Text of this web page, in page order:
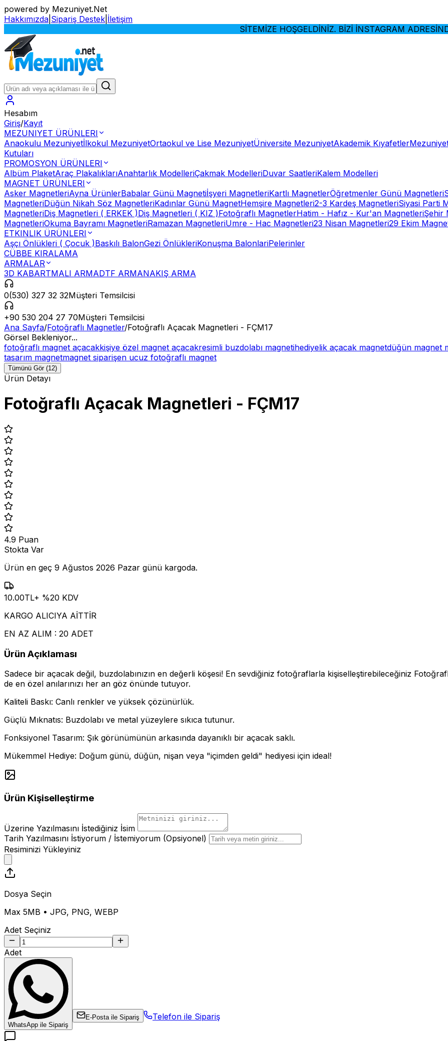
powered by Mezuniyet.Net
Hakkımızda Sipariş Destek İletişim
SİTEMİZE HOŞGELDİNİZ. BİZİ İNSTAGRAM
Hesabım
Giriş/Kayıt
MEZUNIYET ÜRÜNLERI
Anaokulu Mezuniyetİlkokul MezuniyetOrtaokul ve Lise MezuniyetÜniversite MezuniyetAkademik Kıyafetler
Kutuları
PROMOSYON ÜRÜNLERI
Albüm PlaketAraç PlakalıklarıAnahtarlık ModelleriÇakmak ModelleriDuvar SaatleriKalem Modelleri
MAGNET ÜRÜNLERI
Asker MagnetleriAyna ÜrünlerBabalar Günü Magnetiİşyeri MagnetleriKartlı MagnetlerÖğretmenler Günü Magnetleri
MagnetleriDüğün Nikah Söz MagnetleriKadınlar Günü MagnetHemşire Magnetleri2-3 Kardeş MagnetleriSiyasi Parti
MagnetleriDiş Magnetleri ( ERKEK )Diş Magnetleri ( KIZ )Fotoğraflı MagnetlerHatim - Hafız - Kur'an MagnetleriŞehir
MagnetleriOkuma Bayramı MagnetleriRamazan MagnetleriUmre - Hac Magnetleri23 Nisan Magnetleri29 Ekim
ETKINLIK ÜRÜNLERI
Aşçı Önlükleri ( Çocuk )Baskılı BalonGezi ÖnlükleriKonuşma BalonlariPelerinler
CÜBBE KIRALAMA
ARMALAR
3D KABARTMALI ARMADTF ARMANAKIŞ ARMA
0(530) 327 32 32Müşteri Temsilcisi
+90 530 204 27 70Müşteri Temsilcisi
Ana Sayfa/Fotoğraflı Magnetler/Fotoğraflı Açacak Magnetleri - FÇM17
Görsel Bekleniyor...
fotoğraflı magnet açacakkişiye özel magnet açacakresimli buzdolabı magnetihediyelik açacak magnetdüğün magnet
tasarım magnetmagnet siparişen ucuz fotoğraflı magnet
Tümünü Gör (12)
Ürün Detayı
Fotoğraflı Açacak Magnetleri - FÇM17
4.9 Puan
Stokta Var
Ürün en geç 9 Ağustos 2026 Pazar günü kargoda.
10.00TL+ %20 KDV
KARGO ALICIYA AİTTİR
EN AZ ALIM : 20 ADET
Ürün Açıklaması
Sadece bir açacak değil, buzdolabınızın en değerli köşesi! En sevdiğiniz fotoğraflarla kişiselleştirebileceğiniz
de en özel anılarınızı her an göz önünde tutuyor.
Kaliteli Baskı: Canlı renkler ve yüksek çözünürlük.
Güçlü Mıknatıs: Buzdolabı ve metal yüzeylere sıkıca tutunur.
Fonksiyonel Tasarım: Şık görünümünün arkasında dayanıklı bir açacak saklı.
Mükemmel Hediye: Doğum günü, düğün, nişan veya "içimden geldi" hediyesi için ideal!
Ürün Kişiselleştirme
Üzerine Yazılmasını İstediğiniz İsim
Tarih Yazılmasını İstiyorum / İstemiyorum (Opsiyonel)
Resiminizi Yükleyiniz
Dosya Seçin
Max 5MB • JPG, PNG, WEBP
Adet Seçiniz
Adet
WhatsApp ile Sipariş
E-Posta ile Sipariş Telefon ile Sipariş